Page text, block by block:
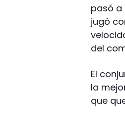
pasó a
jugó
del
El
la
que